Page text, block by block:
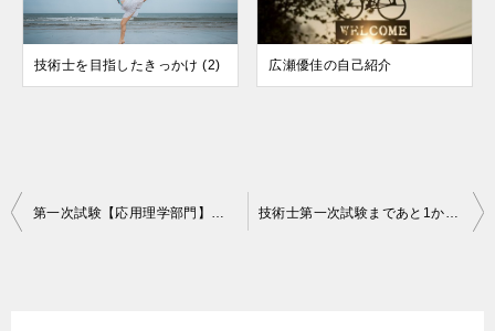
技術士を目指したきっかけ (2) 広瀬優佳の自己紹介
投
第一次試験【応用理学部門】の平成29年度の解答解説集 技術士第一次試験まであと1か月でやるべきこと３つ